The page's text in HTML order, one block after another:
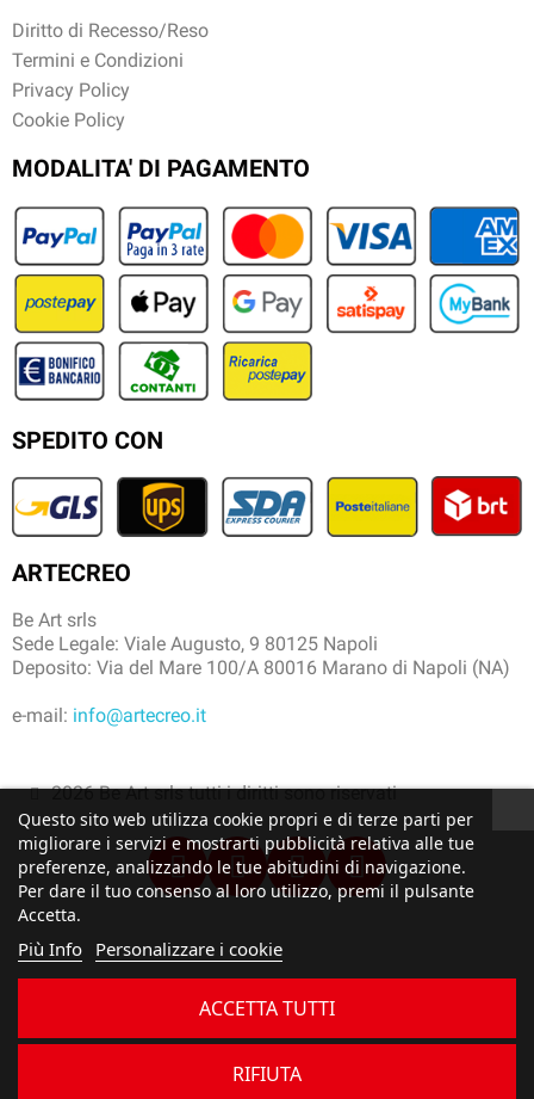
Diritto di Recesso/Reso
Termini e Condizioni
Privacy Policy
Cookie Policy
MODALITA' DI PAGAMENTO
SPEDITO CON
ARTECREO
Be Art srls
Sede Legale: Viale Augusto, 9 80125 Napoli
Deposito: Via del Mare 100/A 80016 Marano di Napoli (NA)
e-mail: info@artecreo.it
2026 Be Art srls tutti i diritti sono riservati
Questo sito web utilizza cookie propri e di terze parti per
migliorare i servizi e mostrarti pubblicità relativa alle tue
preferenze, analizzando le tue abitudini di navigazione.
Per dare il tuo consenso al loro utilizzo, premi il pulsante
Accetta.
Più Info Personalizzare i cookie
RIFIUTA
ACCETTA TUTTI